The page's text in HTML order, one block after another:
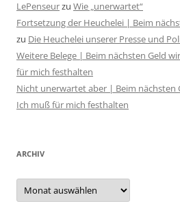
LePenseurzu Wie „unerwartet“
Fortsetzung der Heuchelei | Beim
zu Die Heuchelei unserer Presse und
Weitere Belege | Beim nächsten Geld
für mich festhalten
Nicht unerwartet aber | Beim nächsten
Ich muß für mich festhalten
ARCHIV
Archiv